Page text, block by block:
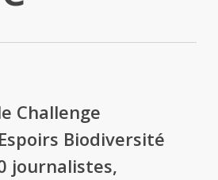
Challenge
Biodiversité
journalistes,